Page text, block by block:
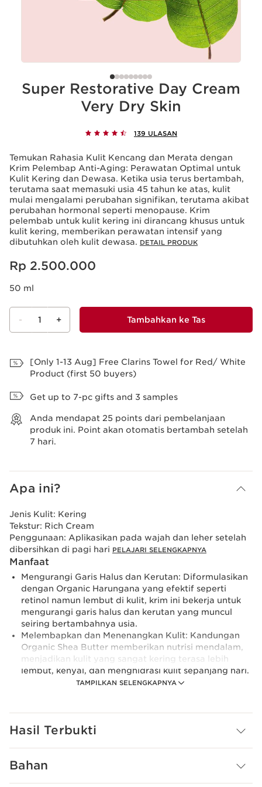
Super Restorative Day Cream
Very Dry Skin
139 ULASAN
Temukan Rahasia Kulit Kencang dan Merata dengan
Krim Pelembap Anti-Aging: Perawatan Optimal untuk
Kulit Kering dan Dewasa. Ketika usia terus bertambah,
terutama saat memasuki usia 45 tahun ke atas, kulit
mulai mengalami perubahan signifikan, terutama akibat
perubahan hormonal seperti menopause. Krim
pelembab untuk kulit kering ini dirancang khusus untuk
kulit kering, memberikan perawatan intensif yang
dibutuhkan oleh kulit dewasa. DETAIL PRODUK
Harga sekarang Rp 2.500.000
Rp 2.500.000
50 ml
- 1 + Tambahkan ke Tas
[Only 1-13 Aug] Free Clarins Towel for Red/ White
Product (first 50 buyers)
Get up to 7-pc gifts and 3 samples
Anda mendapat 25 points dari pembelanjaan
produk ini. Point akan otomatis bertambah setelah
7 hari.
Apa ini?
TAMPILKAN SELENGKAPNYA
Jenis Kulit: Kering
Tekstur: Rich Cream
Penggunaan: Aplikasikan pada wajah dan leher setelah
dibersihkan di pagi hari PELAJARI SELENGKAPNYA
Manfaat
Mengurangi Garis Halus dan Kerutan: Diformulasikan
dengan Organic Harungana yang efektif seperti
retinol namun lembut di kulit, krim ini bekerja untuk
mengurangi garis halus dan kerutan yang muncul
seiring bertambahnya usia.
Melembapkan dan Menenangkan Kulit: Kandungan
Organic Shea Butter memberikan nutrisi mendalam,
menjadikan kulit yang sangat kering terasa lebih
lembut, kenyal, dan menghidrasi kulit sepanjang hari.
Mengencangkan Kulit Kendur: Dengan kombinasi
yang nyata serta melembabkan kulit wajah.
warna kulit, mengurangi tampilan bintik-bintik atau
Hasil Terbukti
Bahan